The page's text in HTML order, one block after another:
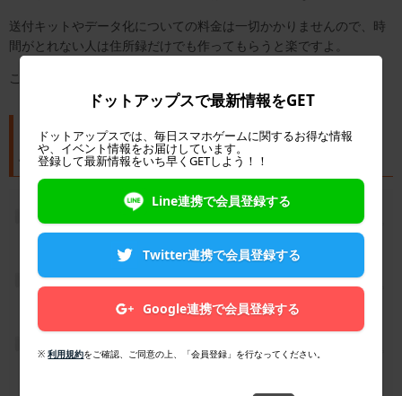
送付キットやデータ化についての料金は一切かかりませんので、時
間がとれない人は住所録だけでも作ってもらうと楽ですよ。
こういうサービスは忙しい人にはありがたいですね。
はがき以外のやりとりも。「カシャポ」の上
手な使い方
ドットアップスで最新情報をGET
ドットアップスでは、毎日スマホゲームに関するお得な情報
や、イベント情報をお届けしています。
登録して最新情報をいち早くGETしよう！！
Line連携で会員登録する
Twitter連携で会員登録する
Google連携で会員登録する
※利用規約をご確認、ご同意の上、「会員登録」を行なってください。